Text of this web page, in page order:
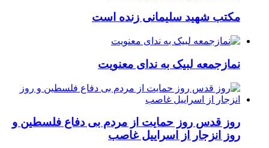
مکتب شهید سلیمانی زنده است
نمازجمعه لبیک به ندای معنویت
روز قدس روز حمایت از مردم بی دفاع فلسطین و
روز انزجار از اسراییل غاصب